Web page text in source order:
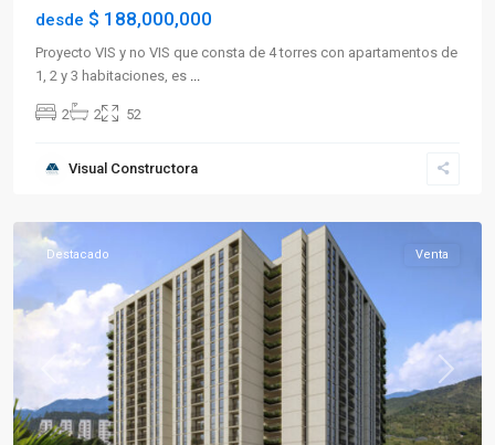
desde $ 188,000,000
Proyecto VIS y no VIS que consta de 4 torres con apartamentos de
1, 2 y 3 habitaciones, es ...
2 2 52
Visual Constructora
Norte ,
Next
Destacado Venta